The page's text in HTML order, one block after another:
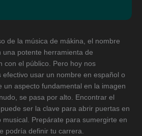
de la música de mákina, el nombre
potente herramienta de
con el público. Pero hoy nos
usar un nombre en español o
un aspecto fundamental en la imagen
se pasa por alto. Encontrar el
ser la clave para abrir puertas en
musical. Prepárate para sumergirte en
podría definir tu carrera.